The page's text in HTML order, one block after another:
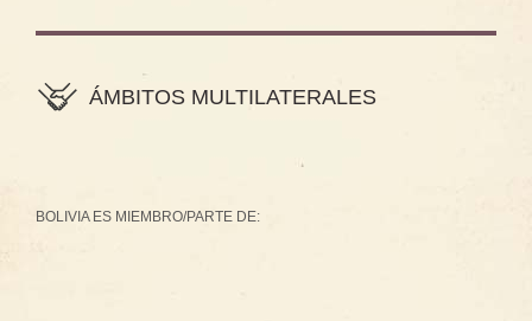
ÁMBITOS MULTILATERALES
BOLIVIA ES MIEMBRO/PARTE DE: